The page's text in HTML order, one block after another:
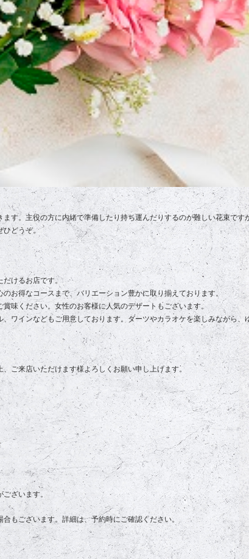
す。主役の方に内緒で準備したり持ち運んだりするのが難しい花束です
ひどうぞ。
だけるお店です。
お得なコースまで、バリエーション豊かに取り揃えております。
味ください。女性のお客様に人気のデザートもございます。
ワインなどもご用意しております。ダーツやカラオケを楽しみながら、
ご来店いただけます様よろしくお願い申し上げます。
ございます。
もございます。詳細は、予約時にご確認ください。